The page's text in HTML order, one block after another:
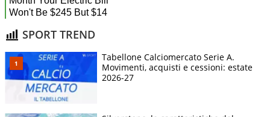
SPORT TREND
Tabellone Calciomercato Serie A.
Movimenti, acquisti e cessioni: estate
2026-27